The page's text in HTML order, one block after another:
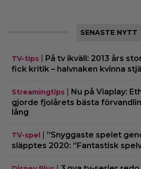
SENASTE NYTT
TV-tips
På tv ikväll: 2013 års
fick kritik – halvnaken kvinna
Streamingtips
Nu på Viaplay:
gjorde fjolårets bästa
lång
TV-spel
”Snyggaste spelet
släpptes 2020: ”Fantastisk